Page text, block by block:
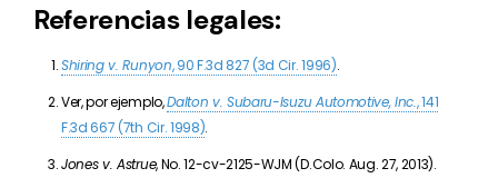
Referencias legales:
Shiring v. Runyon, 90 F.3d 827 (3d Cir. 1996).
Ver, por ejemplo,Dalton v. Subaru-Isuzu Automotive, Inc., 141
F.3d 667 (7th Cir. 1998).
Jones v. Astrue, No. 12-cv-2125-WJM (D.Colo. Aug. 27, 2013).